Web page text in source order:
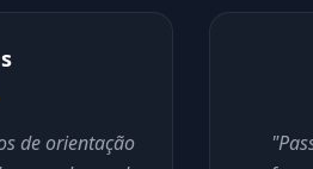
de orientação